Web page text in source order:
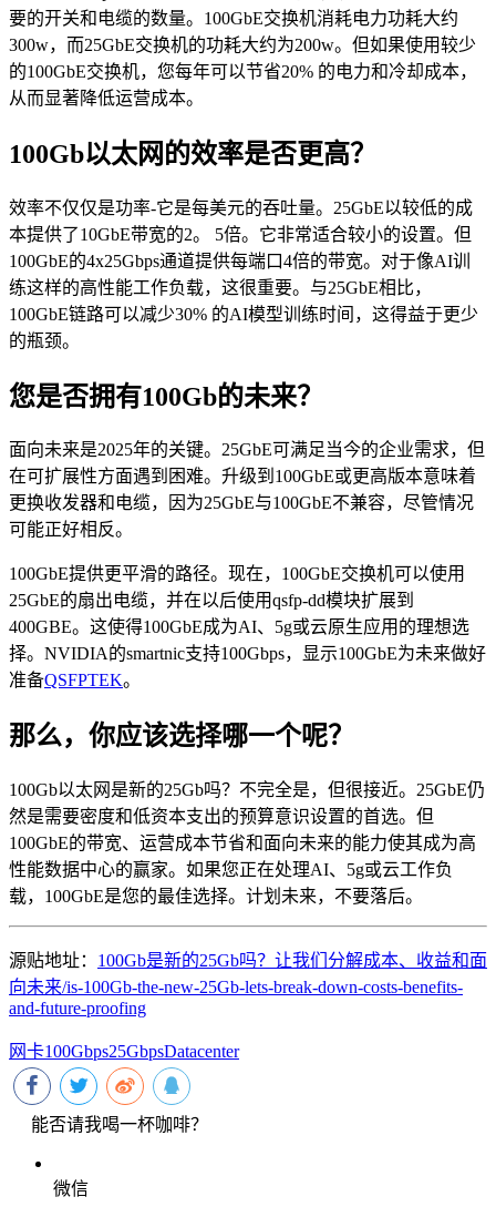
要的开关和电缆的数量。100GbE交换机消耗电力功耗大约
300w，而25GbE交换机的功耗大约为200w。但如果使用较少
的100GbE交换机，您每年可以节省20% 的电力和冷却成本，
从而显著降低运营成本。
100Gb以太网的效率是否更高？
效率不仅仅是功率-它是每美元的吞吐量。25GbE以较低的成
本提供了10GbE带宽的2。 5倍。它非常适合较小的设置。但
100GbE的4x25Gbps通道提供每端口4倍的带宽。对于像AI训
练这样的高性能工作负载，这很重要。与25GbE相比，
100GbE链路可以减少30% 的AI模型训练时间，这得益于更少
的瓶颈。
您是否拥有100Gb的未来？
面向未来是2025年的关键。25GbE可满足当今的企业需求，但
在可扩展性方面遇到困难。升级到100GbE或更高版本意味着
更换收发器和电缆，因为25GbE与100GbE不兼容，尽管情况
可能正好相反。
100GbE提供更平滑的路径。现在，100GbE交换机可以使用
25GbE的扇出电缆，并在以后使用qsfp-dd模块扩展到
400GBE。这使得100GbE成为AI、5g或云原生应用的理想选
择。NVIDIA的smartnic支持100Gbps，显示100GbE为未来做好
准备QSFPTEK。
那么，你应该选择哪一个呢？
100Gb以太网是新的25Gb吗？不完全是，但很接近。25GbE仍
然是需要密度和低资本支出的预算意识设置的首选。但
100GbE的带宽、运营成本节省和面向未来的能力使其成为高
性能数据中心的赢家。如果您正在处理AI、5g或云工作负
载，100GbE是您的最佳选择。计划未来，不要落后。
源贴地址： 100Gb是新的25Gb吗？让我们分解成本、收益和面
向未来/is-100Gb-the-new-25Gb-lets-break-down-costs-benefits-
and-future-proofing
网卡100Gbps25GbpsDatacenter
能否请我喝一杯咖啡？
微信